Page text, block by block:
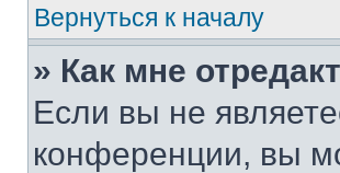
Вернуться к началу
» Как мне
Если вы не
конференции, вы